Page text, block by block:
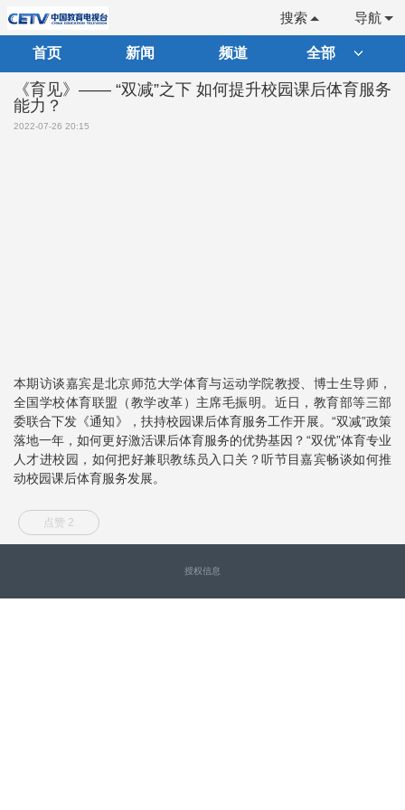
导航
搜索
首页 新闻 频道 全部
《育见》—— “双减”之下 如何提升校园课后体育服务
能力？
2022-07-26 20:15
本期访谈嘉宾是北京师范大学体育与运动学院教授、博士生导师，
全国学校体育联盟（教学改革）主席毛振明。近日，教育部等三部
委联合下发《通知》，扶持校园课后体育服务工作开展。“双减”政策
落地一年，如何更好激活课后体育服务的优势基因？“双优”体育专业
人才进校园，如何把好兼职教练员入口关？听节目嘉宾畅谈如何推
动校园课后体育服务发展。
点赞 2
授权信息